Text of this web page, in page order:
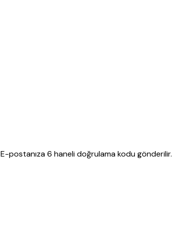
E-postanıza 6 haneli doğrulama kodu gönderilir.